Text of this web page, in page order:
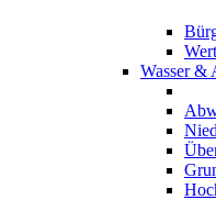
Wasser &